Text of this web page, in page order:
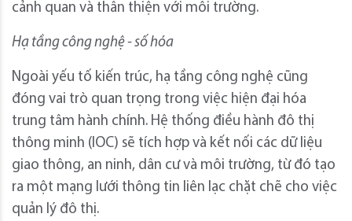
cảnh quan và thân thiện với môi trường.
Hạ tầng công nghệ - số hóa
Ngoài yếu tố kiến trúc, hạ tầng công nghệ cũng
đóng vai trò quan trọng trong việc hiện đại hóa
trung tâm hành chính. Hệ thống điều hành đô thị
thông minh (IOC) sẽ tích hợp và kết nối các dữ liệu
giao thông, an ninh, dân cư và môi trường, từ đó tạo
ra một mạng lưới thông tin liên lạc chặt chẽ cho việc
quản lý đô thị.